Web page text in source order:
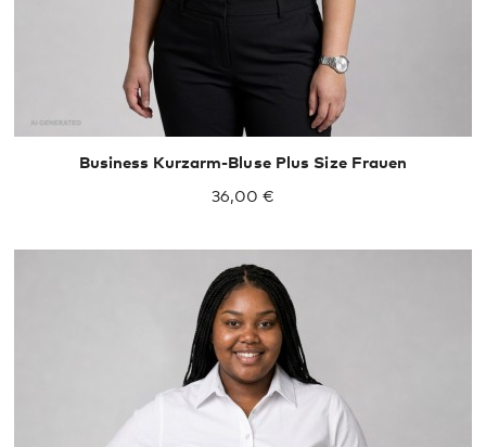
Business Kurzarm-Bluse Plus Size Frauen
36,00 €